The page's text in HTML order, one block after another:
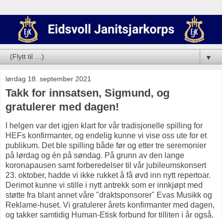
▼
lørdag 18. september 2021
Takk for innsatsen, Sigmund, og
gratulerer med dagen!
I helgen var det igjen klart for vår tradisjonelle spilling for
HEFs konfirmanter, og endelig kunne vi vise oss ute for et
publikum. Det ble spilling både før og etter tre seremonier
på lørdag og én på søndag. På grunn av den lange
koronapausen samt forberedelser til vår jubileumskonsert
23. oktober, hadde vi ikke rukket å få øvd inn nytt repertoar.
Derimot kunne vi stille i nytt antrekk som er innkjøpt med
støtte fra blant annet våre "draktsponsorer" Evas Musikk og
Reklame-huset. Vi gratulerer årets konfirmanter med dagen,
og takker samtidig Human-Etisk forbund for tilliten i år også.